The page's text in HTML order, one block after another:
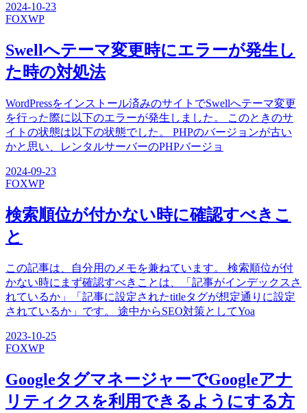
2024-10-23
FOXWP
Swellへテーマ変更時にエラーが発生し
た時の対処法
WordPressをインストール済みのサイトでSwellへテーマ変更
を行った際に以下のエラーが発生しました。 このときのサ
イトの状態は以下の状態でした。 PHPのバージョンが古い
かと思い、レンタルサーバーのPHPバージョ
2024-09-23
FOXWP
検索順位が付かない時に確認すべきこ
と
この記事は、自分用のメモを兼ねています。 検索順位が付
かない時にまず確認すべきことは、「記事がインデックスさ
れているか」「記事に設定されたtitleタグが想定通りに設定
されているか」です。 途中からSEO対策としてYoa
2023-10-25
FOXWP
GoogleタグマネージャーでGoogleアナ
リティクスを利用できるようにする方